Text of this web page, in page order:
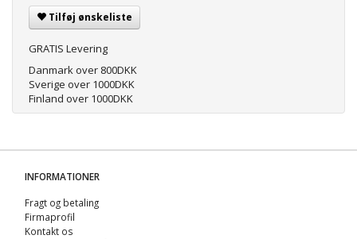
Tilføj ønskeliste
GRATIS Levering
Danmark over 800DKK
Sverige over 1000DKK
Finland over 1000DKK
INFORMATIONER
Fragt og betaling
Firmaprofil
Kontakt os